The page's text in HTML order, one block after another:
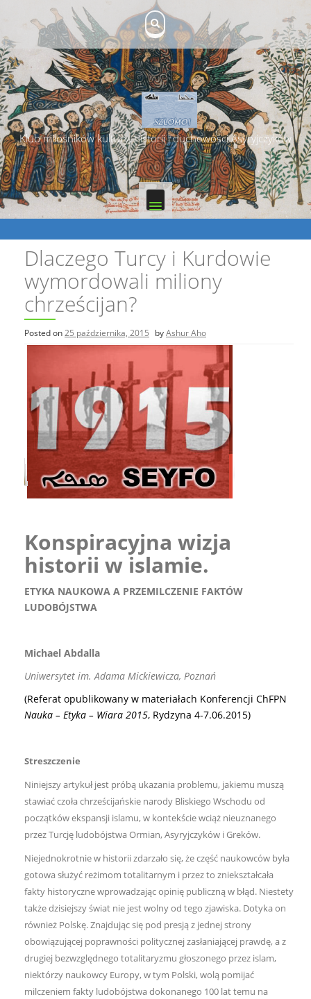
content
Klub miłośników kultury, historii i duchowości Asyryjczyków
Dlaczego Turcy i Kurdowie
wymordowali miliony
chrześcijan?
Posted on25 października, 2015 byAshur Aho
Konspiracyjna wizja
historii w islamie.
ETYKA NAUKOWA A PRZEMILCZENIE FAKTÓW
LUDOBÓJSTWA
Michael Abdalla
Uniwersytet im. Adama Mickiewicza, Poznań
(Referat opublikowany w materiałach Konferencji ChFPN
Nauka – Etyka – Wiara 2015, Rydzyna 4-7.06.2015)
Streszczenie
Niniejszy artykuł jest próbą ukazania problemu, jakiemu muszą
stawiać czoła chrześcijańskie narody Bliskiego Wschodu od
początków ekspansji islamu, w kontekście wciąż nieuznanego
przez Turcję ludobójstwa Ormian, Asyryjczyków i Greków.
Niejednokrotnie w historii zdarzało się, że część naukowców była
gotowa służyć reżimom totalitarnym i przez to zniekształcała
fakty historyczne wprowadzając opinię publiczną w błąd. Niestety
także dzisiejszy świat nie jest wolny od tego zjawiska. Dotyka on
również Polskę. Znajdując się pod presją z jednej strony
obowiązującej poprawności politycznej zasłaniającej prawdę, a z
drugiej bezwzględnego totalitaryzmu głoszonego przez islam,
niektórzy naukowcy Europy, w tym Polski, wolą pomijać
milczeniem fakty ludobójstwa dokonanego 100 lat temu na